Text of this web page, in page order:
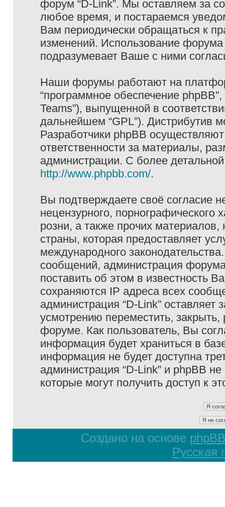
форум “D-Link”. Мы оставляем за
любое время, и постараемся
Вам периодически обращаться к
изменений. Использование
подразумевает Ваше с ними
Наши форумы работают на
“программное обеспечение
Teams”), выпущенной в
дальнейшем “GPL”). Дистрибутив
Разработчики phpBB
ответственности за материалы,
администрации. С более
http://www.phpbb.com/.
Вы подтверждаете своё согласие
нецензурного, порнографического
розни, а также прочих
страны, которая предоставляет
международного
сообщений, администрация
поставить об этом в известность
сохраняются IP адреса всех
администрация “D-Link”
усмотрению переместить,
форуме. Как пользователь, Вы
информация будет храниться в
информация не будет доступна
администрация “D-Link” и phpBB
которые могут получить доступ к
Создано на основе phpBB
Русская